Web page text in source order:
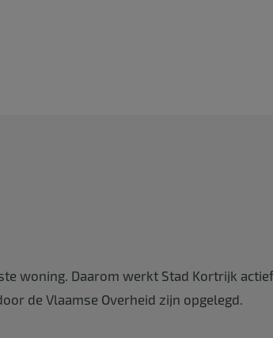
woning. Daarom werkt Stad Kortrijk
de Vlaamse Overheid zijn opgelegd.